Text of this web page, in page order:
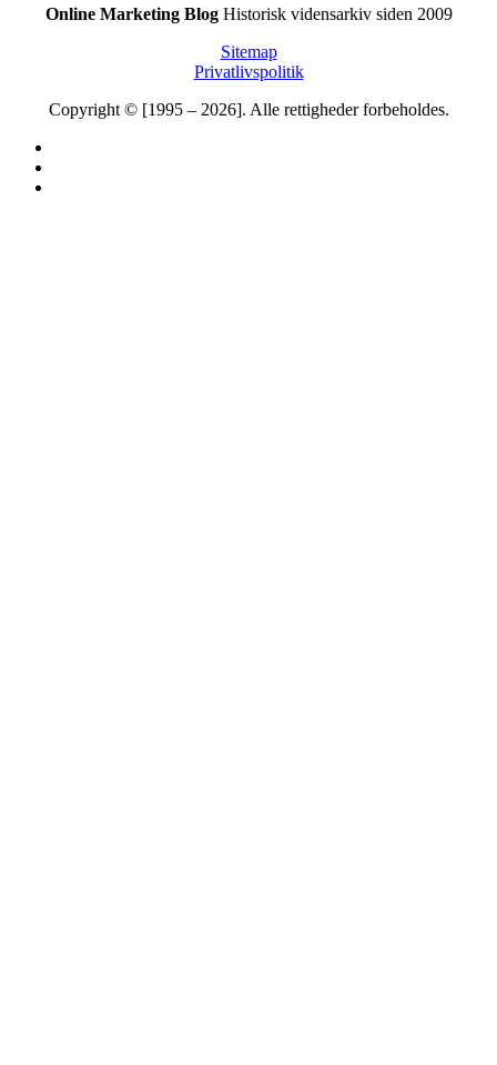
Online Marketing BlogHistorisk vidensarkiv siden 2009
Sitemap
Privatlivspolitik
Copyright © [1995 – 2026]. Alle rettigheder forbeholdes.